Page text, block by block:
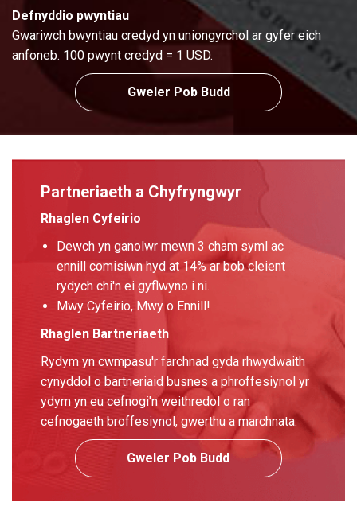
Defnyddio pwyntiau
Gwariwch bwyntiau credyd yn uniongyrchol ar gyfer eich
anfoneb. 100 pwynt credyd = 1 USD.
Gweler Pob Budd
Partneriaeth a Chyfryngwyr
Rhaglen Cyfeirio
Dewch yn ganolwr mewn 3 cham syml ac
ennill comisiwn hyd at 14% ar bob cleient
rydych chi'n ei gyflwyno i ni.
Mwy Cyfeirio, Mwy o Ennill!
Rhaglen Bartneriaeth
Rydym yn cwmpasu'r farchnad gyda rhwydwaith
cynyddol o bartneriaid busnes a phroffesiynol yr
ydym yn eu cefnogi'n weithredol o ran
cefnogaeth broffesiynol, gwerthu a marchnata.
Gweler Pob Budd